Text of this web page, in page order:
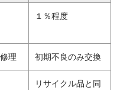
１％程度
理 初期不良のみ交換
リサイクル品と同